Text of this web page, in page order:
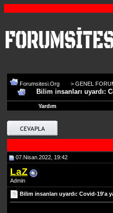
Forumsitesi.Org > GENEL
Bilim insanları uyardı:
Yardım
07.Nisan.2022, 19:42
LaZ
Admin
Bilim insanları uyardı: Covid-19'a